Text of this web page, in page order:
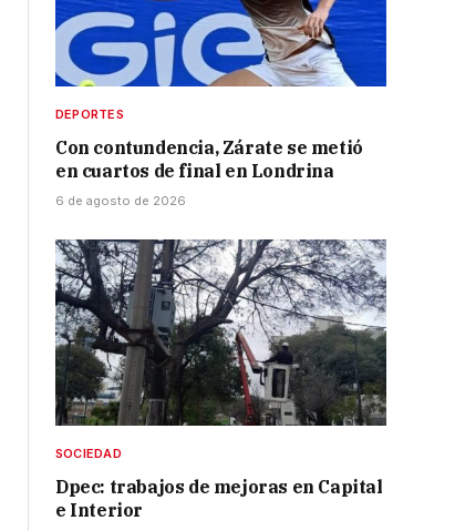
DEPORTES
Con contundencia, Zárate se metió
en cuartos de final en Londrina
6 de agosto de 2026
SOCIEDAD
Dpec: trabajos de mejoras en Capital
e Interior